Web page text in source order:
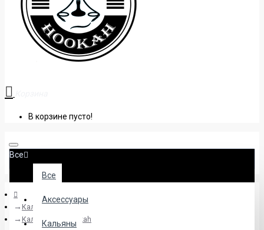
В корзине пусто!
Все
Все
Аксессуары
Кальяны
Кальяны
Кальяны Sky Hookah